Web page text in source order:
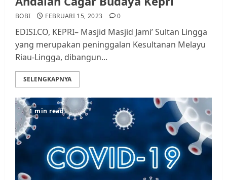
BOBI FEBRUARI 15, 2023 0
EDISI.CO, KEPRI– Masjid Masjid Jami’ Sultan Lingga
yang merupakan peninggalan Kesultanan Melayu
Riau-Lingga, dibangun...
SELENGKAPNYA
1 min read